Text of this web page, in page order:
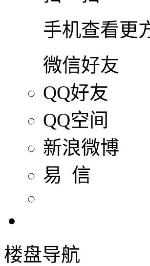
手机查看更
微信好友
QQ好友
QQ空间
新浪微博
易 信
楼盘导航